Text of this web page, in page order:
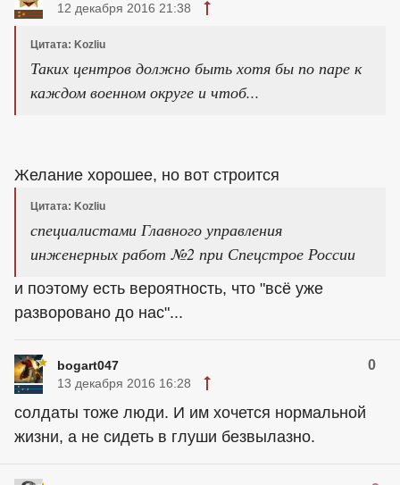
12 декабря 2016 21:38
Цитата: Kozliu
Таких центров должно быть хотя бы по паре к
каждом военном округе и чтоб...
Желание хорошее, но вот строится
Цитата: Kozliu
специалистами Главного управления
инженерных работ №2 при Спецстрое России
и поэтому есть вероятность, что "всё уже
разворовано до нас"...
bogart047 0
13 декабря 2016 16:28
солдаты тоже люди. И им хочется нормальной
жизни, а не сидеть в глуши безвылазно.